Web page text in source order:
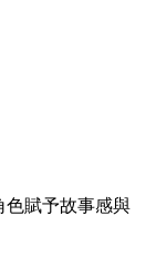
色賦予故事感與